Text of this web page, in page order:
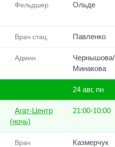
Фельдшер Ольде
Врач стац. Павленко
Админ
Чернышова/
Минакова
24 авг, пн
Агат-Центр
(ночь)
21:00-10:00
Врач Казмерчук